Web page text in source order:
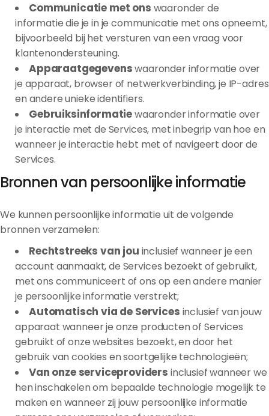
Communicatie met ons waaronder de
informatie die je in je communicatie met ons opneemt,
bijvoorbeeld bij het versturen van een vraag voor
klantenondersteuning.
Apparaatgegevenswaaronder informatie over
je apparaat, browser of netwerkverbinding, je IP-adres
en andere unieke identifiers.
Gebruiksinformatiewaaronder informatie over
je interactie met de Services, met inbegrip van hoe en
wanneer je interactie hebt met of navigeert door de
Services.
Bronnen van persoonlijke informatie
We kunnen persoonlijke informatie uit de volgende
bronnen verzamelen:
Rechtstreeks van jou inclusief wanneer je een
account aanmaakt, de Services bezoekt of gebruikt,
met ons communiceert of ons op een andere manier
je persoonlijke informatie verstrekt;
Automatisch via de Services inclusief van jouw
apparaat wanneer je onze producten of Services
gebruikt of onze websites bezoekt, en door het
gebruik van cookies en soortgelijke technologieën;
Van onze serviceproviders inclusief wanneer we
hen inschakelen om bepaalde technologie mogelijk te
maken en wanneer zij jouw persoonlijke informatie